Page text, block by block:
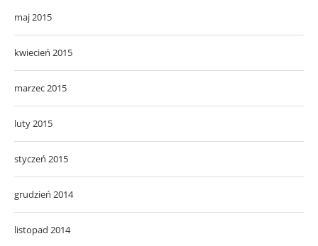
maj 2015
kwiecień 2015
marzec 2015
luty 2015
styczeń 2015
grudzień 2014
listopad 2014